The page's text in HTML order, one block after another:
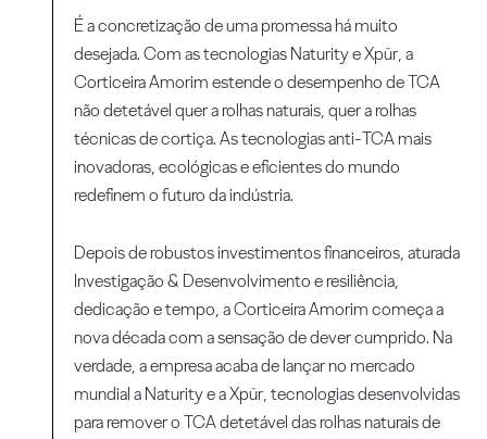
É a concretização de uma promessa há muito
desejada. Com as tecnologias Naturity e Xpür, a
Corticeira Amorim estende o desempenho de TCA
não detetável quer a rolhas naturais, quer a rolhas
técnicas de cortiça. As tecnologias anti-TCA mais
inovadoras, ecológicas e eficientes do mundo
redefinem o futuro da indústria.
Depois de robustos investimentos financeiros, aturada
Investigação & Desenvolvimento e resiliência,
dedicação e tempo, a Corticeira Amorim começa a
nova década com a sensação de dever cumprido. Na
verdade, a empresa acaba de lançar no mercado
mundial a Naturity e a Xpür, tecnologias desenvolvidas
para remover o TCA detetável das rolhas naturais de